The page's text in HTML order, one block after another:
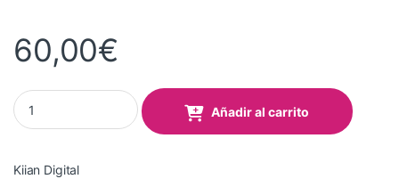
60,00€
DIGISTAR Cleaner NFS 1000 C.C. quantity
Añadir al carrito
Kiian Digital